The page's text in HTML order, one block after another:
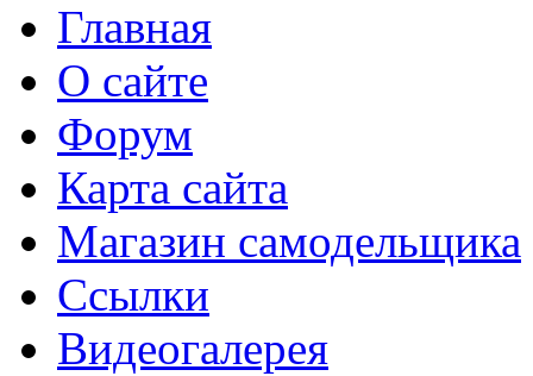
Главная
О сайте
Форум
Карта сайта
Магазин самодельщика
Ссылки
Видеогалерея